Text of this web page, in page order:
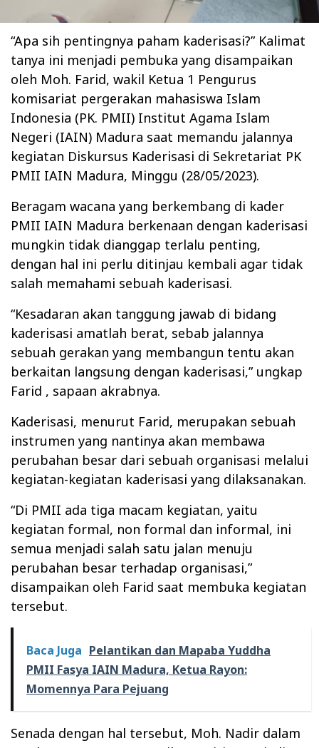
“Apa sih pentingnya paham kaderisasi?” Kalimat
tanya ini menjadi pembuka yang disampaikan
oleh Moh. Farid, wakil Ketua 1 Pengurus
komisariat pergerakan mahasiswa Islam
Indonesia (PK. PMII) Institut Agama Islam
Negeri (IAIN) Madura saat memandu jalannya
kegiatan Diskursus Kaderisasi di Sekretariat PK
PMII IAIN Madura, Minggu (28/05/2023).
Beragam wacana yang berkembang di kader
PMII IAIN Madura berkenaan dengan kaderisasi
mungkin tidak dianggap terlalu penting,
dengan hal ini perlu ditinjau kembali agar tidak
salah memahami sebuah kaderisasi.
“Kesadaran akan tanggung jawab di bidang
kaderisasi amatlah berat, sebab jalannya
sebuah gerakan yang membangun tentu akan
berkaitan langsung dengan kaderisasi,” ungkap
Farid , sapaan akrabnya.
Kaderisasi, menurut Farid, merupakan sebuah
instrumen yang nantinya akan membawa
perubahan besar dari sebuah organisasi melalui
kegiatan-kegiatan kaderisasi yang dilaksanakan.
“Di PMII ada tiga macam kegiatan, yaitu
kegiatan formal, non formal dan informal, ini
semua menjadi salah satu jalan menuju
perubahan besar terhadap organisasi,”
disampaikan oleh Farid saat membuka kegiatan
tersebut.
Baca Juga Pelantikan dan Mapaba Yuddha
PMII Fasya IAIN Madura, Ketua Rayon:
Momennya Para Pejuang
Senada dengan hal tersebut, Moh. Nadir dalam